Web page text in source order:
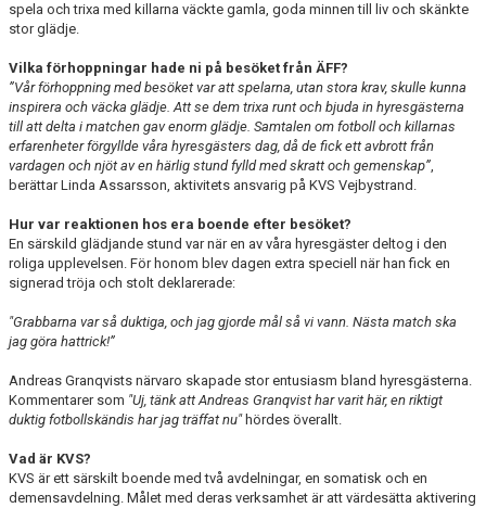
spela och trixa med killarna väckte gamla, goda minnen till liv och skänkte
stor glädje.
Vilka förhoppningar hade ni på besöket från ÄFF?
”Vår förhoppning med besöket var att spelarna, utan stora krav, skulle kunna
inspirera och väcka glädje. Att se dem trixa runt och bjuda in hyresgästerna
till att delta i matchen gav enorm glädje. Samtalen om fotboll och killarnas
erfarenheter förgyllde våra hyresgästers dag, då de fick ett avbrott från
vardagen och njöt av en härlig stund fylld med skratt och gemenskap”,
berättar Linda Assarsson, aktivitets ansvarig på KVS Vejbystrand.
Hur var reaktionen hos era boende efter besöket?
En särskild glädjande stund var när en av våra hyresgäster deltog i den
roliga upplevelsen. För honom blev dagen extra speciell när han fick en
signerad tröja och stolt deklarerade:
"Grabbarna var så duktiga, och jag gjorde mål så vi vann. Nästa match ska
jag göra hattrick!”
Andreas Granqvists närvaro skapade stor entusiasm bland hyresgästerna.
Kommentarer som "Uj, tänk att Andreas Granqvist har varit här, en riktigt
duktig fotbollskändis har jag träffat nu"hördes överallt.
Vad är KVS?
KVS är ett särskilt boende med två avdelningar, en somatisk och en
demensavdelning. Målet med deras verksamhet är att värdesätta aktivering